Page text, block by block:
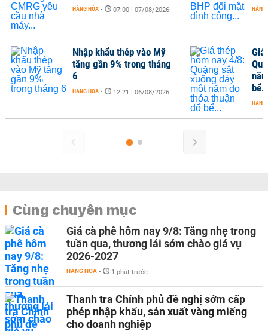
HÀNG HÓA - 07:00 | 07/08/2026
Nhập khẩu thép vào Mỹ
tăng gần 9% trong tháng
6
HÀNG HÓA - 12:21 | 06/08/2026
HÀNG
HÀNG
Cùng chuyên mục
Giá cà phê hôm nay 9/8: Tăng nhẹ trong
tuần qua, thương lái sớm chào giá vụ
2026-2027
HÀNG HÓA - 1 phút trước
Thanh tra Chính phủ đề nghị sớm cấp
phép nhập khẩu, sản xuất vàng miếng
cho doanh nghiệp